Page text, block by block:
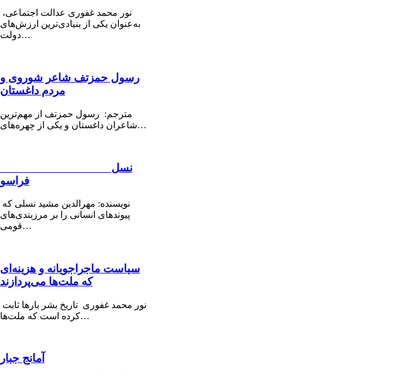
به‌عنوان یکی از بنیادی‌ترین ارزش‌های
دولت…
رسول حمزتف شاعر شوروی و
مردم داغستان
مترجم: رسول حمزتف از مهم‌ترین
شاعران داغستان و یکی از چهره‌های…
فراسو
پیوندهای انسانی را بر مرزبندی‌های
قومی…
سیاست ماجراجویانه و هزینه‌ای
که ملت‌ها می‌پردازند
کرده است که ملت‌ها…
آمانج جبار